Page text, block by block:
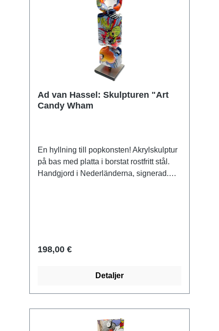
Ad van Hassel: Skulpturen "Art
Candy Wham
En hyllning till popkonsten! Akrylskulptur
på bas med platta i borstat rostfritt stål.
Handgjord i Nederländerna, signerad.
198,00 €
Detaljer